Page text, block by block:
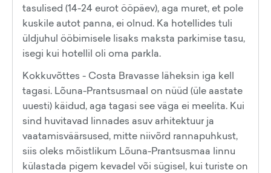
tasulised (14-24 eurot ööpäev), aga muret, et pole
kuskile autot panna, ei olnud. Ka hotellides tuli
üldjuhul ööbimisele lisaks maksta parkimise tasu,
isegi kui hotellil oli oma parkla.
Kokkuvõttes - Costa Bravasse läheksin iga kell
tagasi. Lõuna-Prantsusmaal on nüüd (üle aastate
uuesti) käidud, aga tagasi see väga ei meelita. Kui
sind huvitavad linnades asuv arhitektuur ja
vaatamisväärsused, mitte niivõrd rannapuhkust,
siis oleks mõistlikum Lõuna-Prantsusmaa linnu
külastada pigem kevadel või sügisel, kui turiste on